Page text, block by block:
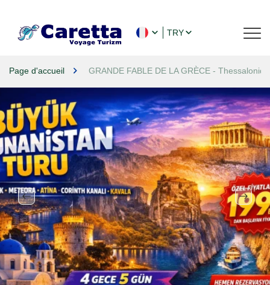
TRY
Page d'accueil GRANDE FABLE DE LA GRÈCE -